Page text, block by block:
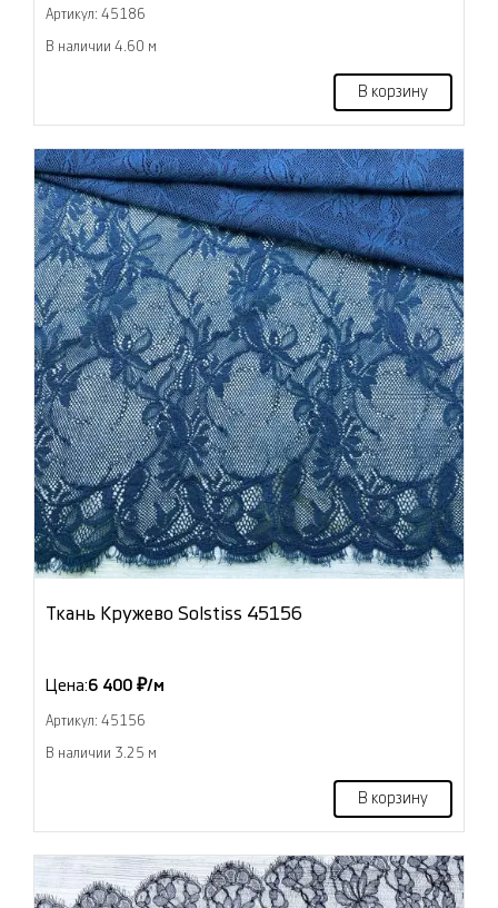
Артикул: 45186
В наличии 4.60 м
В корзину
Ткань Кружево Solstiss 45156
Цена:6 400 ₽/м
Артикул: 45156
В наличии 3.25 м
В корзину